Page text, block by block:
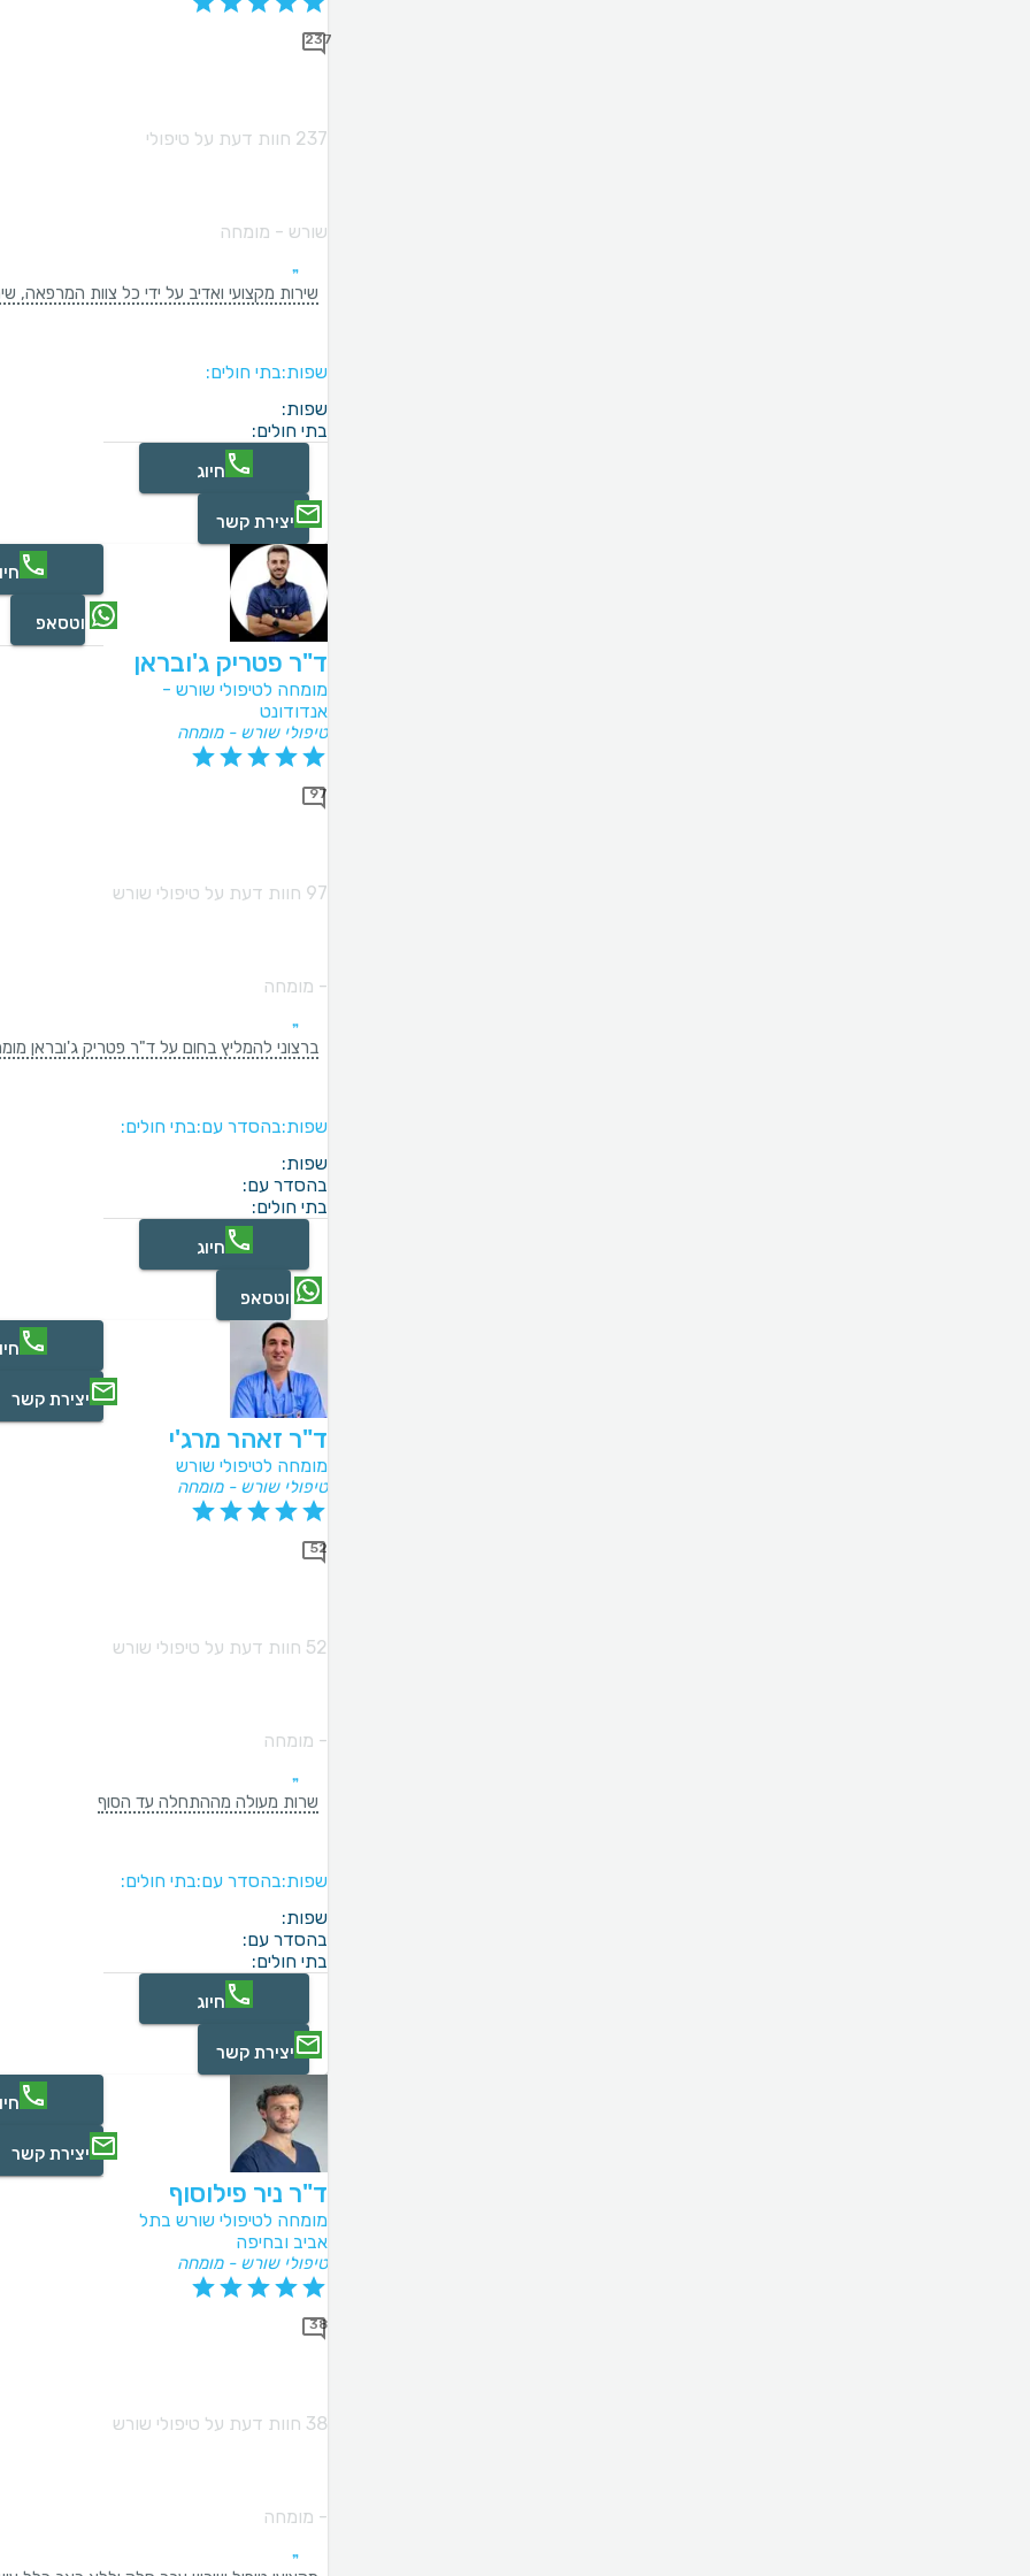
237
237 חוות דעת על טיפולי
שורש - מומחה
שירות מקצועי ואדיב על ידי כל צוות המרפאה,
שפות:בתי חולים:
שפות:
בתי חולים:
חיוג
יצירת קשר
ד"ר פטריק ג'ובראן
מומחה לטיפולי שורש -
אנדודונט
טיפולי שורש - מומחה
97
97 חוות דעת על טיפולי שורש
- מומחה
ברצוני להמליץ בחום על ד"ר פטריק ג'ובראן
שפות:בהסדר עם:בתי חולים:
שפות:
בהסדר עם:
בתי חולים:
ווטסאפ
חיוג
ווטסאפ
ד"ר זאהר מרג'י
מומחה לטיפולי שורש
טיפולי שורש - מומחה
52
52 חוות דעת על טיפולי שורש
- מומחה
שרות מעולה מההתחלה עד הסוף
שפות:בהסדר עם:בתי חולים:
שפות:
בהסדר עם:
בתי חולים:
יצירת קשר
חיוג
יצירת קשר
ד"ר ניר פילוסוף
מומחה לטיפולי שורש בתל
אביב ובחיפה
טיפולי שורש - מומחה
38
38 חוות דעת על טיפולי שורש
- מומחה
יצירת קשר